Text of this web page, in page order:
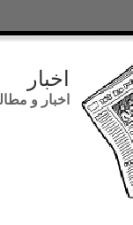
اخبار
اخبار و مطالب